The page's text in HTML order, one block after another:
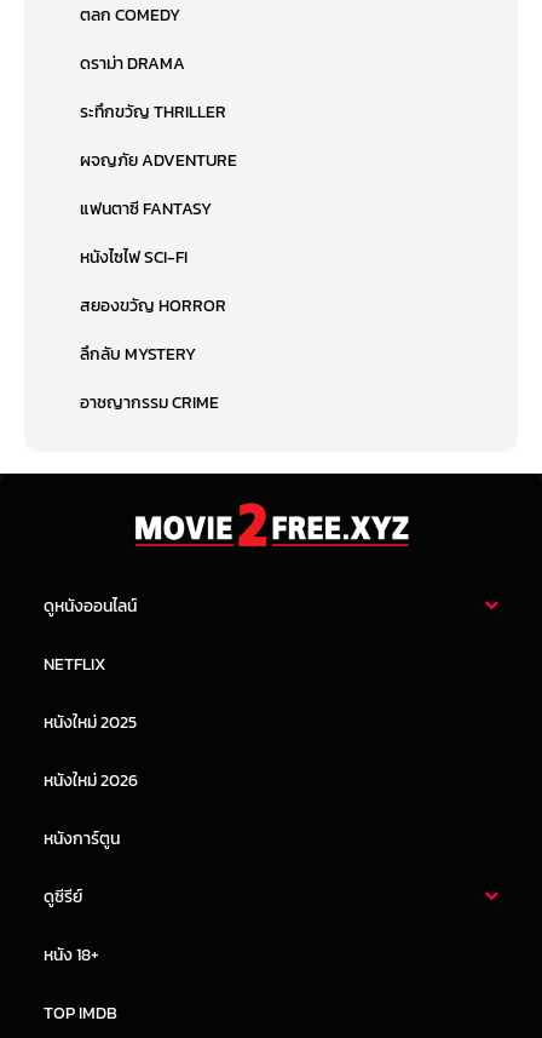
ตลก COMEDY
ดราม่า DRAMA
ระทึกขวัญ THRILLER
ผจญภัย ADVENTURE
แฟนตาซี FANTASY
หนังไซไฟ SCI-FI
สยองขวัญ HORROR
ลึกลับ MYSTERY
อาชญากรรม CRIME
ดูหนังออนไลน์
หนังจีน
NETFLIX
หนังใหม่ 2025
หนังใหม่ 2026
หนังการ์ตูน
ดูซีรีย์
หนัง 18+
TOP IMDB